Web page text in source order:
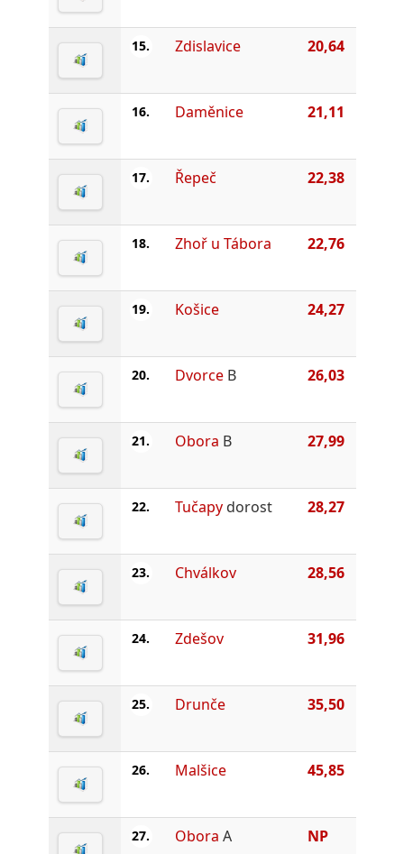
15. Zdislavice 20,64
16. Daměnice 21,11
17. Řepeč 22,38
18. Zhoř u Tábora 22,76
19. Košice 24,27
20. DvorceB 26,03
21. Obora B 27,99
22. Tučapydorost 28,27
23. Chválkov 28,56
24. Zdešov 31,96
25. Drunče 35,50
26. Malšice 45,85
27. Obora A NP